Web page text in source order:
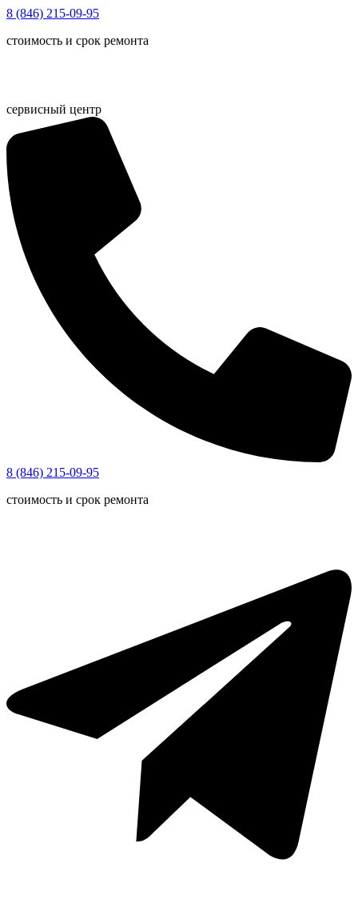
Перейти
содержимому
8 (846) 215-09-95
стоимость и срок ремонта
сервисный центр
8 (846) 215-09-95
стоимость и срок ремонта